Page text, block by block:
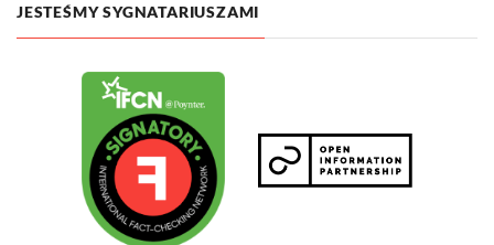
JESTEŚMY SYGNATARIUSZAMI